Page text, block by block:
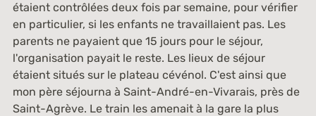
étaient contrôlées deux fois par semaine, pour vérifier
en particulier, si les enfants ne travaillaient pas. Les
parents ne payaient que 15 jours pour le séjour,
l'organisation payait le reste. Les lieux de séjour
étaient situés sur le plateau cévénol. C'est ainsi que
mon père séjourna à Saint-André-en-Vivarais, près de
Saint-Agrève. Le train les amenait à la gare la plus